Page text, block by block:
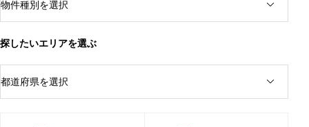
探したいエリアを選ぶ